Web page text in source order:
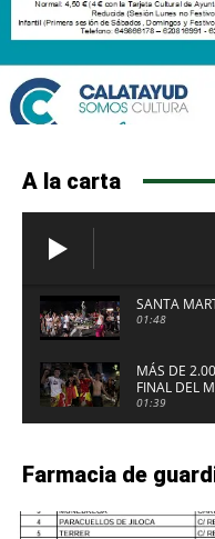
A la carta
SANTA
01:48
MÁS DE
FINAL DEL
FUERTE DE
01:39
Farmacia de